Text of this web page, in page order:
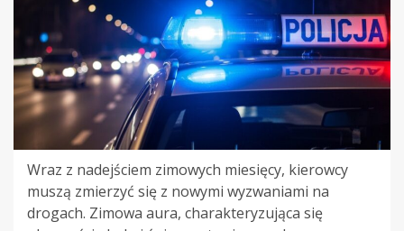
Wraz z nadejściem zimowych miesięcy, kierowcy
muszą zmierzyć się z nowymi wyzwaniami na
drogach. Zimowa aura, charakteryzująca się